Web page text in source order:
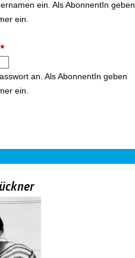
ein. Als AbonnentIn geben
ein.
*
an. Als AbonnentIn geben
ein.